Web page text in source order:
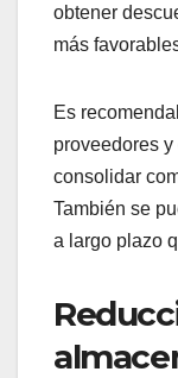
obtener
más
Es
proveedores
consolidar
También se
a largo plazo